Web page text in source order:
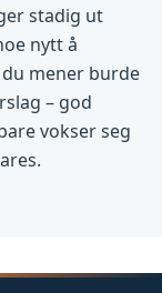
stadig ut
nytt å
mener burde
– god
vokser seg